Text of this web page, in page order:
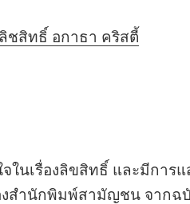
ชสิทธิ์ อกาธา คริสตี้
จในเรื่องลิขสิทธิ์ และมีการ
งสำนักพิมพ์สามัญชน จากฉ